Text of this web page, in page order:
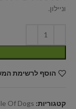
וניילון.
הוסף לרשימת
קטגוריות: Of Dogs